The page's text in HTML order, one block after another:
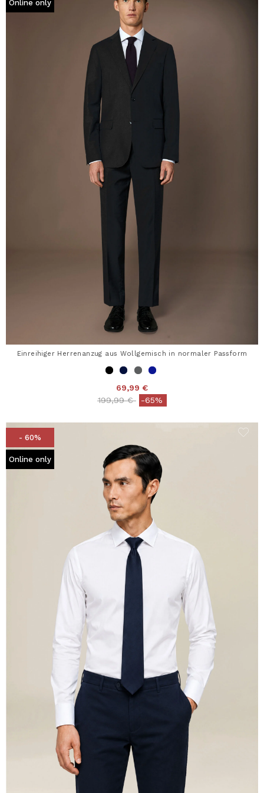
Online only
Einreihiger Herrenanzug aus Wollgemisch in normaler Passform
69,99 €
Price reduced from
199,99 €to-65%
- 60%
Online only